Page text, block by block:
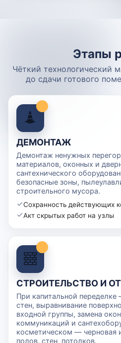
Этапы
Чёткий технологический
до сдачи готового
ДЕМОНТАЖ
Демонтаж ненужных
материалов, оконных и
сантехнического
безопасные зоны,
строительного мусора.
Сохранность действующих
Акт скрытых работ на узлы
СТРОИТЕЛЬСТВО И
При капитальной
стен, выравнивание
входной группы, замена
коммуникаций и
косметическом — черновая
полов, стен, потолков.